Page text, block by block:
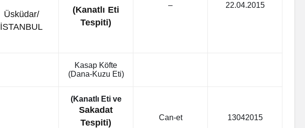
Üsküdar/
İSTANBUL
(Kanatlı Eti
Tespiti)
– 22.04.2015
Kasap Köfte
(Dana-Kuzu Eti)
(Kanatlı Eti ve
Sakadat
Tespiti)
Can-et 13042015